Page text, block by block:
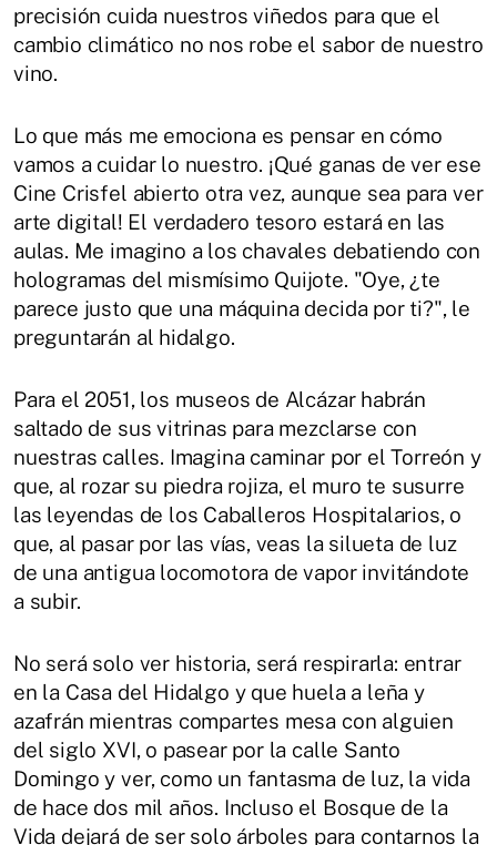
precisión cuida nuestros viñedos para que el
cambio climático no nos robe el sabor de nuestro
vino.
Lo que más me emociona es pensar en cómo
vamos a cuidar lo nuestro. ¡Qué ganas de ver ese
Cine Crisfel abierto otra vez, aunque sea para ver
arte digital! El verdadero tesoro estará en las
aulas. Me imagino a los chavales debatiendo con
hologramas del mismísimo Quijote. "Oye, ¿te
parece justo que una máquina decida por ti?", le
preguntarán al hidalgo.
Para el 2051, los museos de Alcázar habrán
saltado de sus vitrinas para mezclarse con
nuestras calles. Imagina caminar por el Torreón y
que, al rozar su piedra rojiza, el muro te susurre
las leyendas de los Caballeros Hospitalarios, o
que, al pasar por las vías, veas la silueta de luz
de una antigua locomotora de vapor invitándote
a subir.
No será solo ver historia, será respirarla: entrar
en la Casa del Hidalgo y que huela a leña y
azafrán mientras compartes mesa con alguien
del siglo XVI, o pasear por la calle Santo
Domingo y ver, como un fantasma de luz, la vida
de hace dos mil años. Incluso el Bosque de la
Vida dejará de ser solo árboles para contarnos la